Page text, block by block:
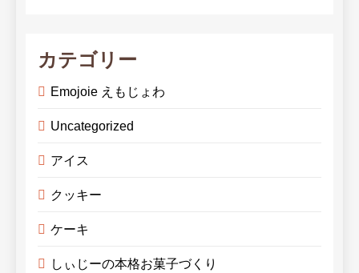
カテゴリー
Emojoie えもじょわ
Uncategorized
アイス
クッキー
ケーキ
しぃじーの本格お菓子づくり